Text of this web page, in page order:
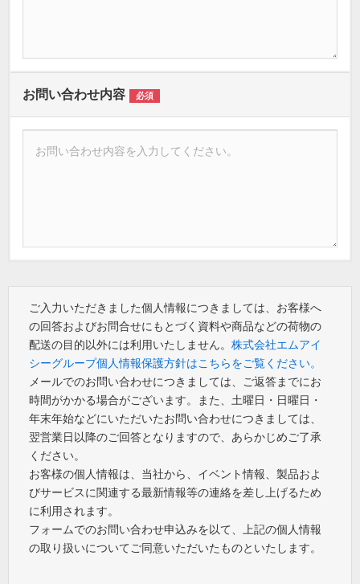
お問い合わせ内容 必須
ご入力いただきました個人情報につきましては、お客様へ
の回答およびお問合せにもとづく資料や商品などの荷物の
配送の目的以外には利用いたしません。 株式会社エムアイ
シーグループ個人情報保護方針はこちらをご覧ください。
メールでのお問い合わせにつきましては、ご返答までにお
時間がかかる場合がございます。また、土曜日・日曜日・
年末年始などにいただいたお問い合わせにつきましては、
翌営業日以降のご回答となりますので、あらかじめご了承
ください。
お客様の個人情報は、当社から、イベント情報、製品およ
びサービスに関連する最新情報等の連絡を差し上げるため
に利用されます。
フォームでのお問い合わせ申込みを以て、上記の個人情報
の取り扱いについてご同意いただいたものといたします。